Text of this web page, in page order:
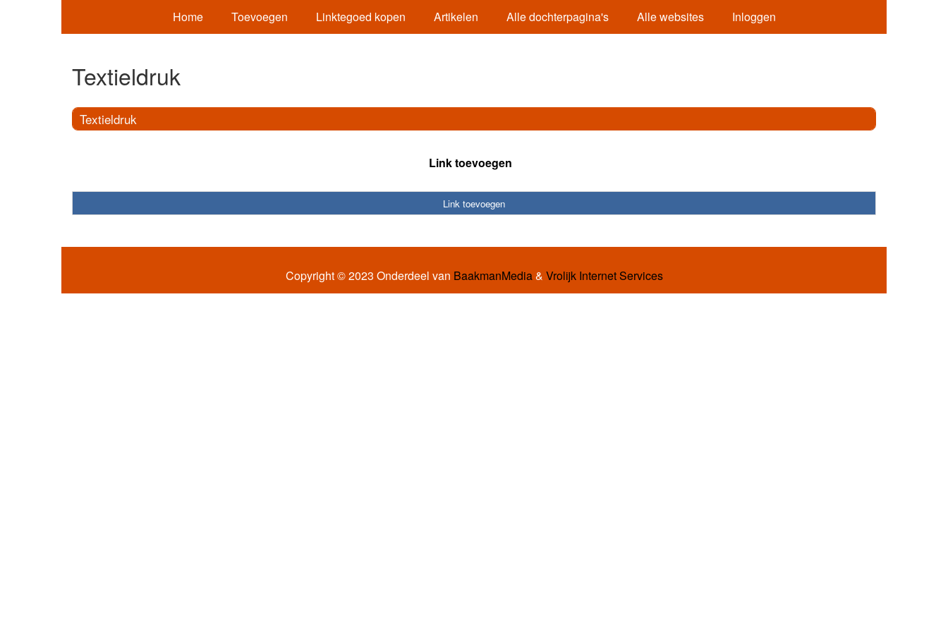
Home Toevoegen Linktegoed kopen Artikelen Alle dochterpagina's Alle websites Inloggen
Textieldruk
Textieldruk
Link toevoegen
Link toevoegen
Copyright © 2023 Onderdeel van BaakmanMedia& Vrolijk Internet Services